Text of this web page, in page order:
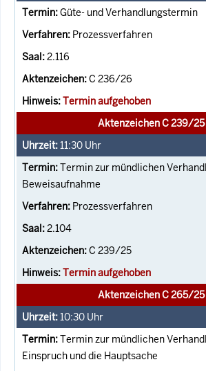
Güte- und Verhandlungstermin
Prozessverfahren
2.116
C 236/26
Termin aufgehoben
Aktenzeichen C 239/25
11:30 Uhr
Termin zur mündlichen
Beweisaufnahme
Prozessverfahren
2.104
C 239/25
Termin aufgehoben
Aktenzeichen C 265/25
10:30 Uhr
Termin zur mündlichen
Einspruch und die Hauptsache